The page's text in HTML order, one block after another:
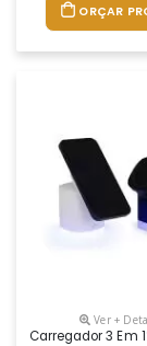
ORÇAR
Ver +
Carregador 3 Em